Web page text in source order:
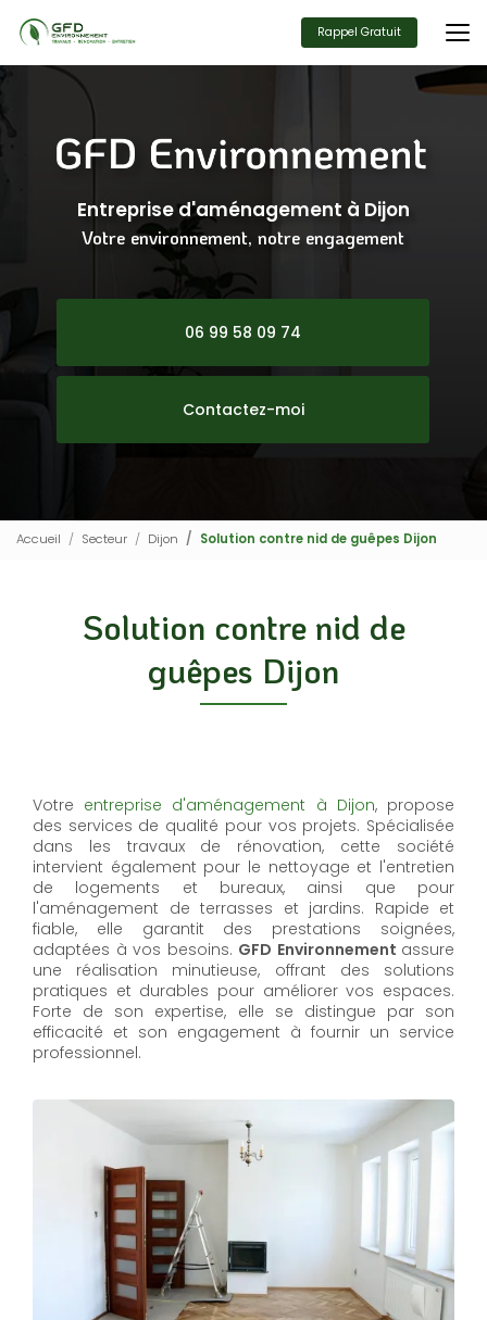
au
contenu
principal
Rappel Gratuit
Entreprise d'aménagement à Dijon
Votre environnement, notre engagement
06 99 58 09 74
Contactez-moi
Accueil Secteur Dijon Solution contre nid de guêpes Dijon
Solution contre nid de
guêpes Dijon
Votre entreprise d'aménagement à Dijon, propose
des services de qualité pour vos projets. Spécialisée
dans les travaux de rénovation, cette société
intervient également pour le nettoyage et l'entretien
de logements et bureaux, ainsi que pour
l'aménagement de terrasses et jardins. Rapide et
fiable, elle garantit des prestations soignées,
adaptées à vos besoins. GFD Environnement assure
une réalisation minutieuse, offrant des solutions
pratiques et durables pour améliorer vos espaces.
Forte de son expertise, elle se distingue par son
efficacité et son engagement à fournir un service
professionnel.